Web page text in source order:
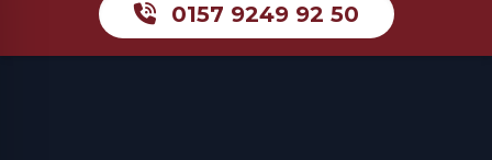
0157 9249 92 50